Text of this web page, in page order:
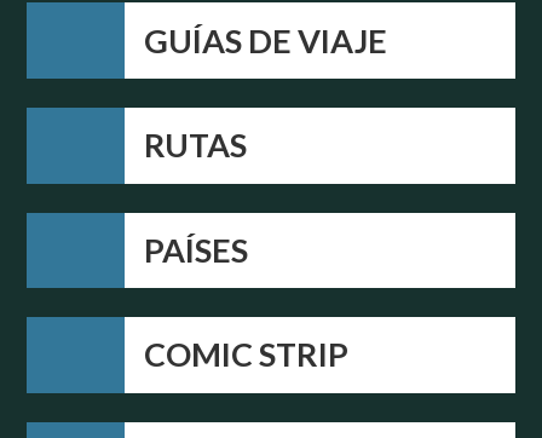
GUÍAS DE VIAJE
RUTAS
PAÍSES
COMIC STRIP